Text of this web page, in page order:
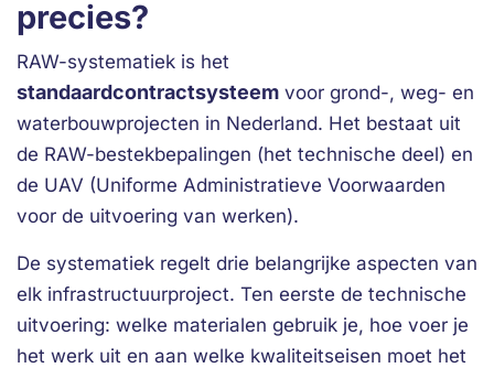
precies?
RAW-systematiek is het
standaardcontractsysteem voor grond-, weg- en
waterbouwprojecten in Nederland. Het bestaat uit
de RAW-bestekbepalingen (het technische deel) en
de UAV (Uniforme Administratieve Voorwaarden
voor de uitvoering van werken).
De systematiek regelt drie belangrijke aspecten van
elk infrastructuurproject. Ten eerste de technische
uitvoering: welke materialen gebruik je, hoe voer je
het werk uit en aan welke kwaliteitseisen moet het